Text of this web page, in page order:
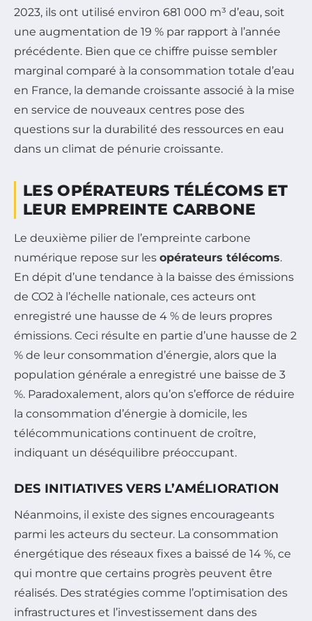
2023, ils ont utilisé environ 681 000 m³ d’eau, soit
une augmentation de 19 % par rapport à l’année
précédente. Bien que ce chiffre puisse sembler
marginal comparé à la consommation totale d’eau
en France, la demande croissante associé à la mise
en service de nouveaux centres pose des
questions sur la durabilité des ressources en eau
dans un climat de pénurie croissante.
LES OPÉRATEURS TÉLÉCOMS ET
LEUR EMPREINTE CARBONE
Le deuxième pilier de l’empreinte carbone
numérique repose sur les opérateurs télécoms.
En dépit d’une tendance à la baisse des émissions
de CO2 à l’échelle nationale, ces acteurs ont
enregistré une hausse de 4 % de leurs propres
émissions. Ceci résulte en partie d’une hausse de 2
% de leur consommation d’énergie, alors que la
population générale a enregistré une baisse de 3
%. Paradoxalement, alors qu’on s’efforce de réduire
la consommation d’énergie à domicile, les
télécommunications continuent de croître,
indiquant un déséquilibre préoccupant.
DES INITIATIVES VERS L’AMÉLIORATION
Néanmoins, il existe des signes encourageants
parmi les acteurs du secteur. La consommation
énergétique des réseaux fixes a baissé de 14 %, ce
qui montre que certains progrès peuvent être
réalisés. Des stratégies comme l’optimisation des
infrastructures et l’investissement dans des